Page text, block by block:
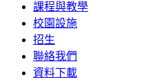
課程與教學
校園設施
招生
聯絡我們
資料下載